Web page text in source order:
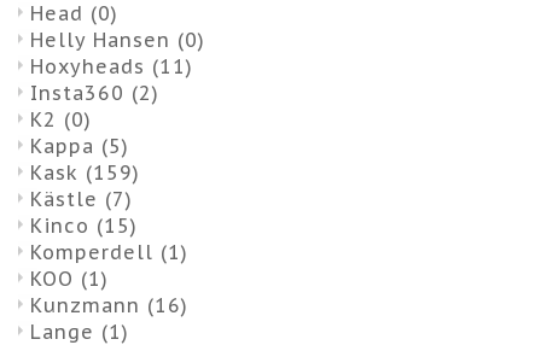
Head (0)
Helly Hansen (0)
Hoxyheads (11)
Insta360 (2)
K2 (0)
Kappa (5)
Kask (159)
Kästle (7)
Kinco (15)
Komperdell (1)
KOO (1)
Kunzmann (16)
Lange (1)